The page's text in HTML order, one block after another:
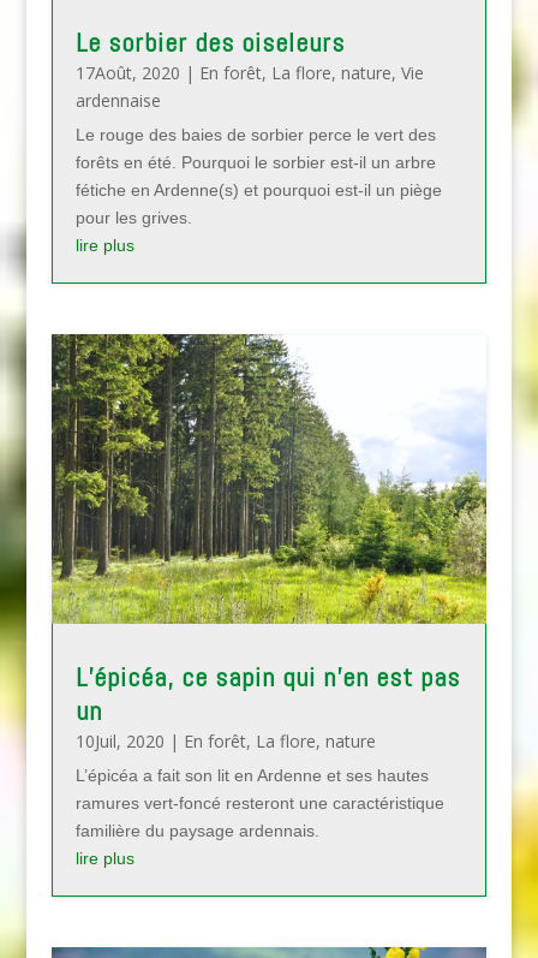
Le sorbier des oiseleurs
17Août, 2020 | En forêt, La flore, nature, Vie
ardennaise
Le rouge des baies de sorbier perce le vert des
forêts en été. Pourquoi le sorbier est-il un arbre
fétiche en Ardenne(s) et pourquoi est-il un piège
pour les grives.
lire plus
L’épicéa, ce sapin qui n’en est pas
un
10Juil, 2020 | En forêt, La flore, nature
L’épicéa a fait son lit en Ardenne et ses hautes
ramures vert-foncé resteront une caractéristique
familière du paysage ardennais.
lire plus